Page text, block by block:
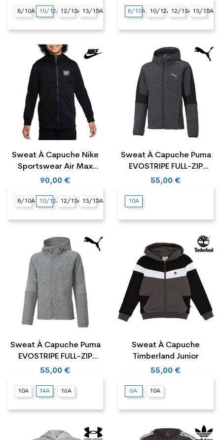
8/10A 10/12A 12/13A 13/15A 8/10A 10/12A 12/13A 13/15A
Sweat À Capuche Nike
Sportswear Air Max
Junior
90,00 €
8/10A 10/12A 12/13A 13/15A
Sweat À Capuche Puma
EVOSTRIPE FULL-ZIP
Junior
55,00 €
10A
Sweat À Capuche Puma
EVOSTRIPE FULL-ZIP
Junior
55,00 €
10A 14A 16A
Sweat À Capuche
Timberland Junior
55,00 €
6A 10A